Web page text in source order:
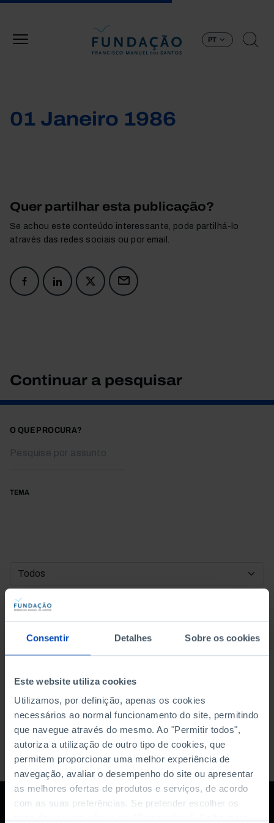
Consentir Detalhes Sobre os cookies
Este website utiliza cookies
Utilizamos, por definição, apenas os cookies
necessários ao normal funcionamento do site, permitindo
que navegue através do mesmo. Ao "Permitir todos",
autoriza a utilização de outro tipo de cookies, que
permitem proporcionar uma melhor experiência de
navegação, avaliar o desempenho do site ou apresentar
as melhores ofertas de produtos e serviços, de acordo
com as suas preferências. Se pretender escolher os
PT
01 Janeiro 1986
Quer partilhar esta publicação?
Se achou este conteúdo interessante, pode partilhá-lo
através das redes sociais ou por email.
Continuar a pesquisar
O QUE PROCURA?
TEMA
DATA DE INÍCIO
DATA DE FIM